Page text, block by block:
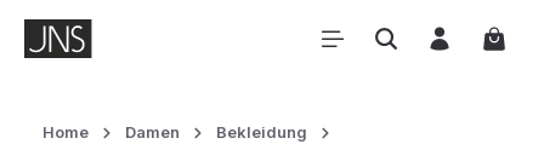
Zum Hauptinhalt springen
Home Damen
Bekleidung